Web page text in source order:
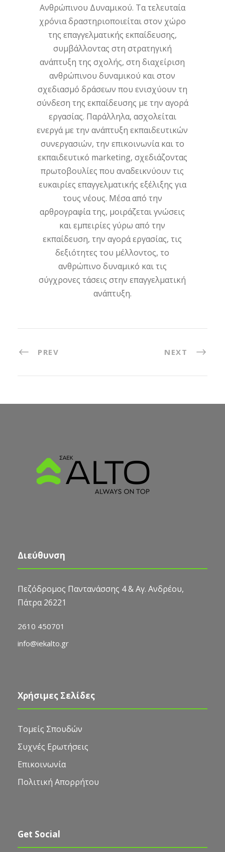
Ανθρώπινου Δυναμικού. Τα τελευταία
χρόνια δραστηριοποιείται στον χώρο
της επαγγελματικής εκπαίδευσης,
συμβάλλοντας στη στρατηγική
ανάπτυξη της σχολής, στη διαχείριση
ανθρώπινου δυναμικού και στον
σχεδιασμό δράσεων που ενισχύουν τη
σύνδεση της εκπαίδευσης με την αγορά
εργασίας. Παράλληλα, ασχολείται
ενεργά με την ανάπτυξη εκπαιδευτικών
συνεργασιών, την επικοινωνία και το
εκπαιδευτικό marketing, σχεδιάζοντας
πρωτοβουλίες που αναδεικνύουν τις
ευκαιρίες επαγγελματικής εξέλιξης για
τους νέους. Μέσα από την
αρθρογραφία της, μοιράζεται γνώσεις
και εμπειρίες γύρω από την
εκπαίδευση, την αγορά εργασίας, τις
δεξιότητες του μέλλοντος, το
ανθρώπινο δυναμικό και τις
σύγχρονες τάσεις στην επαγγελματική
ανάπτυξη.
PREV NEXT
Διεύθυνση
Πεζόδρομος Παντανάσσης 4 & Αγ. Ανδρέου,
Πάτρα 26221
2610 450701
info@iekalto.gr
Χρήσιμες Σελίδες
Τομείς Σπουδών
Συχνές Ερωτήσεις
Επικοινωνία
Πολιτική Απορρήτου
Get Social